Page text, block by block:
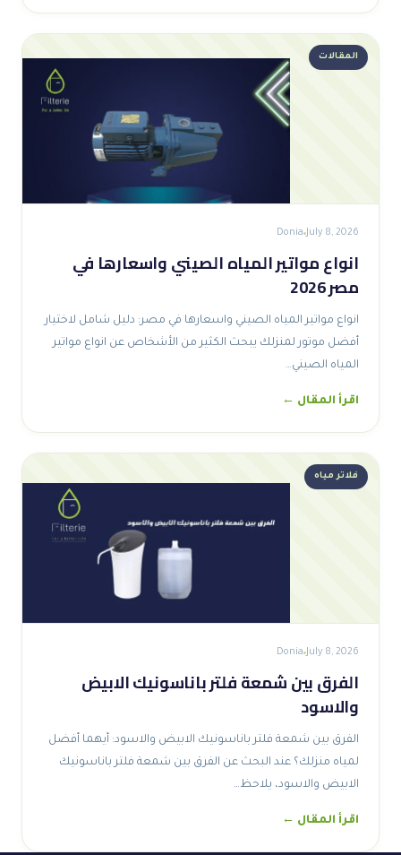
المقالات
July 8, 2026
Donia
انواع مواتير المياه الصيني واسعارها في
مصر 2026
انواع مواتير المياه الصيني واسعارها في مصر: دليل شامل لاختيار
أفضل موتور لمنزلك يبحث الكثير من الأشخاص عن انواع مواتير
المياه الصيني…
اقرأ المقال ←
فلاتر مياه
July 8, 2026
Donia
الفرق بين شمعة فلتر باناسونيك الابيض
والاسود
الفرق بين شمعة فلتر باناسونيك الابيض والاسود: أيهما أفضل
لمياه منزلك؟ عند البحث عن الفرق بين شمعة فلتر باناسونيك
الابيض والاسود، يلاحظ…
اقرأ المقال ←